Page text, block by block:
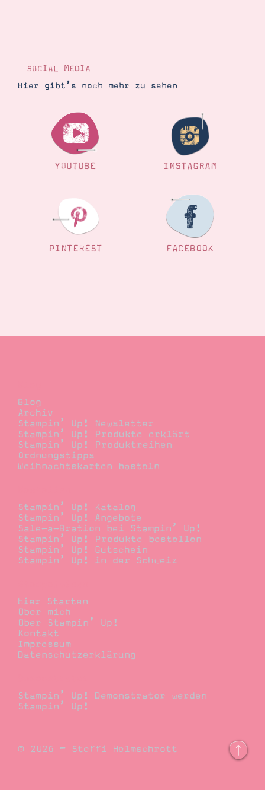
SOCIAL MEDIA
Hier gibt’s noch mehr zu sehen
YOUTUBE INSTAGRAM
PINTEREST FACEBOOK
Blog
Archiv
Stampin’ Up! Newsletter
Stampin’ Up! Produkte erklärt
Stampin’ Up! Produktreihen
Ordnungstipps
Weihnachtskarten basteln
Stampin’ Up! Katalog
Stampin’ Up! Angebote
Sale-a-Bration bei Stampin’ Up!
Stampin’ Up! Produkte bestellen
Stampin’ Up! Gutschein
Stampin’ Up! in der Schweiz
Hier Starten
Über mich
Über Stampin’ Up!
Kontakt
Impressum
Datenschutzerklärung
Stampin’ Up! Demonstrator werden
Stampin’ Up!
© 2026 – Steffi Helmschrott